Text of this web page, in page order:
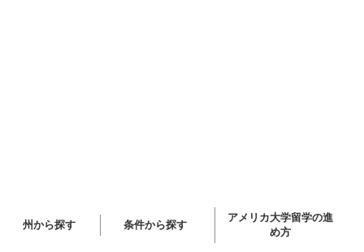
州から探す 条件から探す
アメリカ大学留学の進
め方